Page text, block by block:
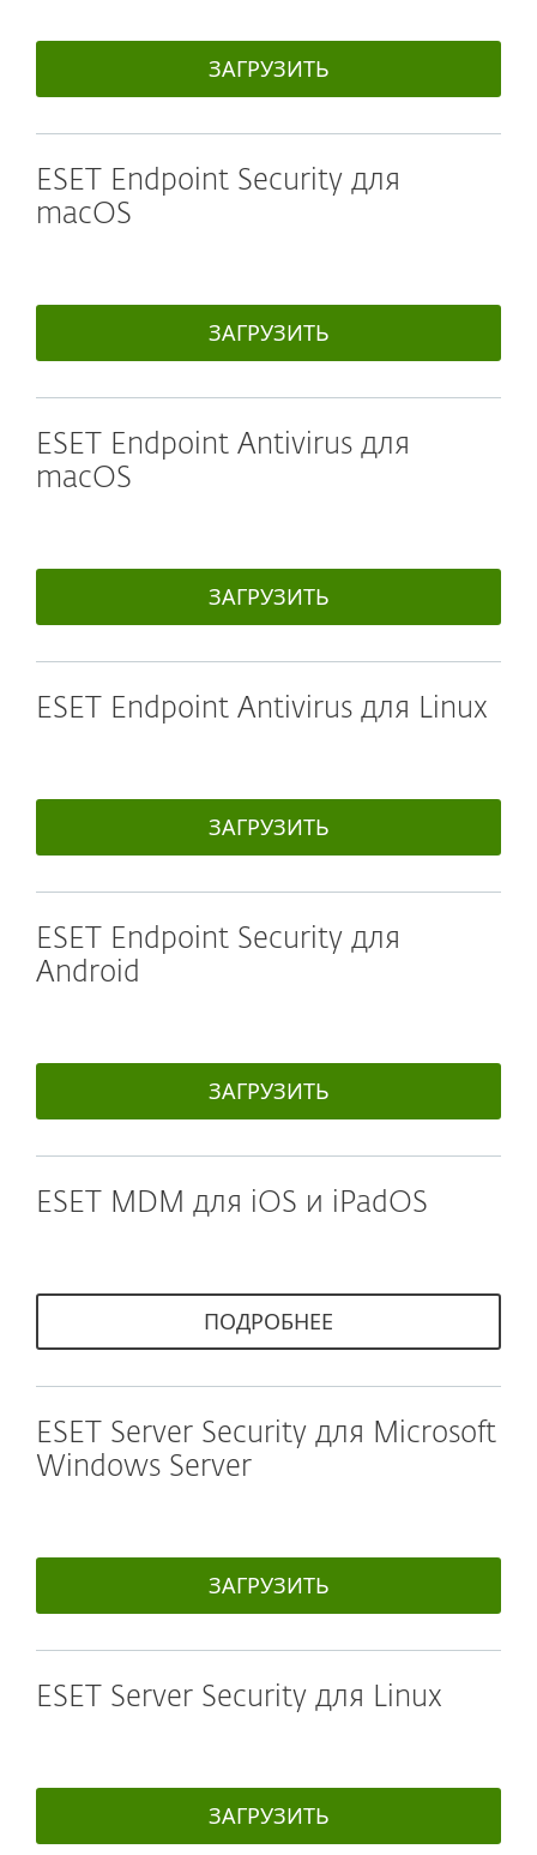
ЗАГРУЗИТЬ
ESET Endpoint Security для
macOS
ЗАГРУЗИТЬ
ESET Endpoint Antivirus для
macOS
ЗАГРУЗИТЬ
ESET Endpoint Antivirus для Linux
ЗАГРУЗИТЬ
ESET Endpoint Security для
Android
ЗАГРУЗИТЬ
ESET MDM для iOS и iPadOS
ПОДРОБНЕЕ
ESET Server Security для Microsoft
Windows Server
ЗАГРУЗИТЬ
ESET Server Security для Linux
ЗАГРУЗИТЬ